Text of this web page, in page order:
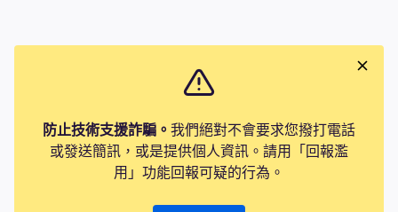
防止技術支援詐騙。 我們絕對不會要求您撥打電話
或發送簡訊，或是提供個人資訊。請用「回報濫
用」功能回報可疑的行為。